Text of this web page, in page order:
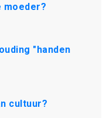
moeder?
"handen
cultuur?